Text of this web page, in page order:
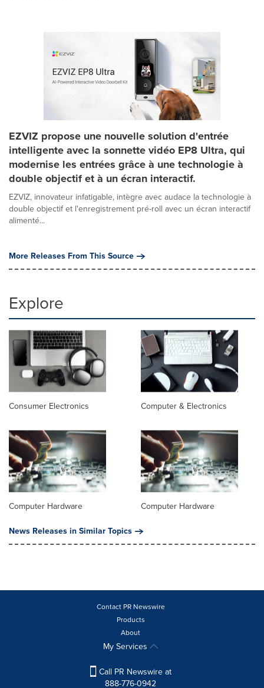
EZVIZ propose une nouvelle solution d'entrée
intelligente avec la sonnette vidéo EP8 Ultra, qui
modernise les entrées grâce à une technologie à
double objectif et à un écran interactif.
EZVIZ, innovateur infatigable, intègre avec audace la technologie à
double objectif et l'enregistrement pré-roll avec un écran interactif
alimenté...
More Releases From This Source
Explore
Consumer Electronics Computer & Electronics
Computer Hardware
Computer Hardware
News Releases in Similar Topics
Contact PR Newswire
Products
About
My Services
Call PR Newswire at
888-776-0942